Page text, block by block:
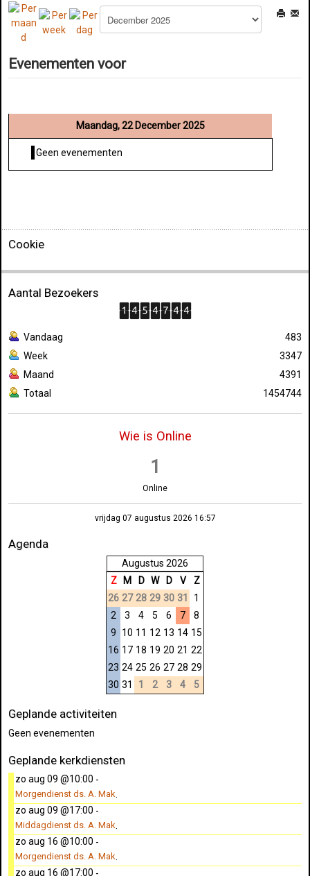
Evenementen voor
Maandag, 22 December 2025
Geen evenementen
Cookie
Aantal Bezoekers
Vandaag
483
Week
3347
Maand
4391
Totaal
1454744
Wie is Online
1
Online
vrijdag 07 augustus 2026 16:57
Agenda
Augustus 2026
Z
M D W D V
Z
26 27 28 29 30 31
1
2
3 4 5 6 7
8
9
10 11 12 13 14 15
16 17 18 19 20 21 22
23 24 25 26 27 28 29
30 31 1 2 3 4 5
Geplande activiteiten
Geen evenementen
Geplande kerkdiensten
zo aug 09 @10:00 -
Morgendienst ds. A. Mak
zo aug 09 @17:00 -
Middagdienst ds. A. Mak
zo aug 16 @10:00 -
Morgendienst ds. A. Mak
zo aug 16 @17:00 -